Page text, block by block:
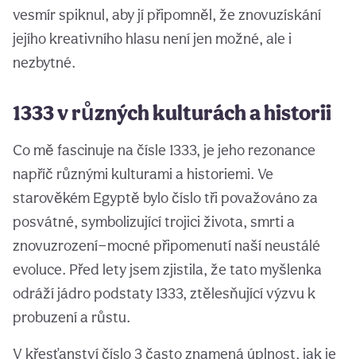
vesmír spiknul, aby jí připomněl, že znovuzískání
jejího kreativního hlasu není jen možné, ale i
nezbytné.
1333 v různých kulturách a historii
Co mě fascinuje na čísle 1333, je jeho rezonance
napříč různými kulturami a historiemi. Ve
starověkém Egyptě bylo číslo tři považováno za
posvátné, symbolizující trojici života, smrti a
znovuzrození—mocné připomenutí naší neustálé
evoluce. Před lety jsem zjistila, že tato myšlenka
odráží jádro podstaty 1333, ztělesňující výzvu k
probuzení a růstu.
V křesťanství číslo 3 často znamená úplnost, jak je